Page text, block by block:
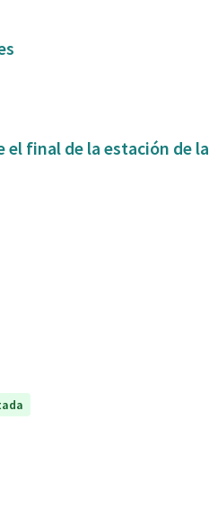
el final de la estación de la